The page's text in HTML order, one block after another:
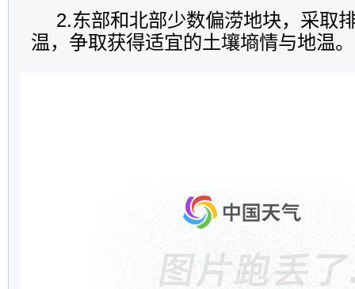
2.东部和北部少数偏涝地块，采取
温，争取获得适宜的土壤墒情与地温。